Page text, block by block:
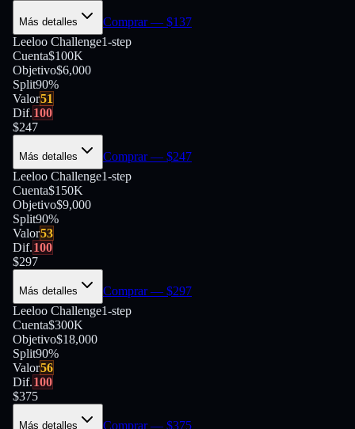
Más detalles Comprar— $137
Leeloo Challenge1-step
Cuenta$100K
Objetivo$6,000
Split90%
Valor51
Dif.100
$247
Más detalles Comprar— $247
Leeloo Challenge1-step
Cuenta$150K
Objetivo$9,000
Split90%
Valor53
Dif.100
$297
Más detalles Comprar— $297
Leeloo Challenge1-step
Cuenta$300K
Objetivo$18,000
Split90%
Valor56
Dif.100
$375
Más detalles Comprar— $375